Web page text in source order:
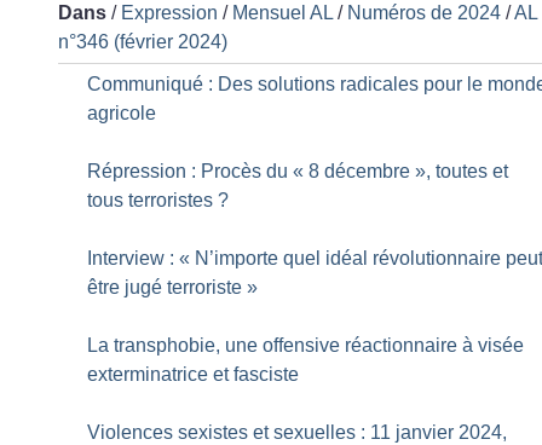
Dans / Expression / Mensuel AL / Numéros de 2024 /AL
n°346 (février 2024)
Communiqué : Des solutions radicales pour le
agricole
Répression : Procès du « 8 décembre », toutes et
tous terroristes ?
Interview : « N’importe quel idéal révolutionnaire
être jugé terroriste »
La transphobie, une offensive réactionnaire à visée
exterminatrice et fasciste
Violences sexistes et sexuelles : 11 janvier 2024,